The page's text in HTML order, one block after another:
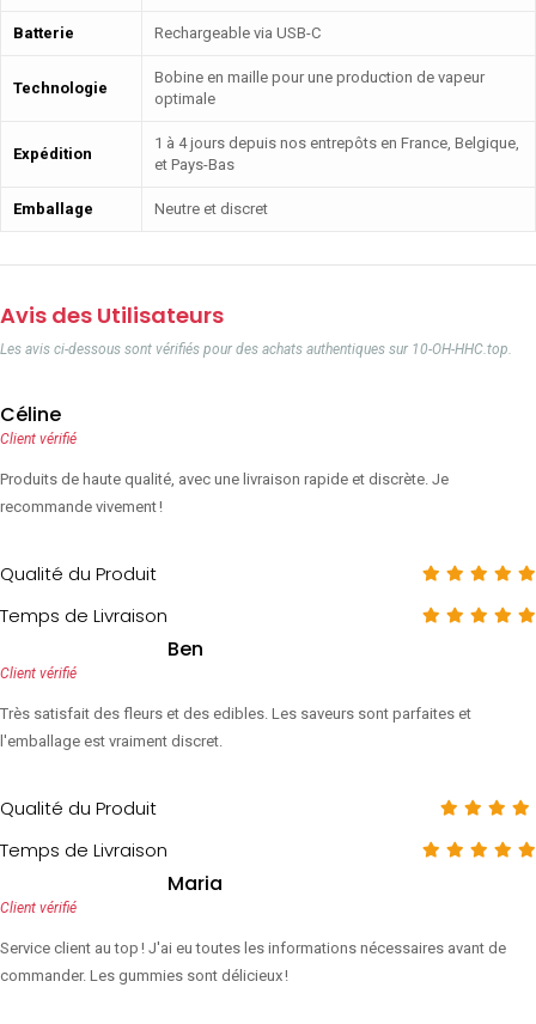
Batterie Rechargeable via USB-C
Technologie
Bobine en maille pour une production de vapeur
optimale
Expédition
1 à 4 jours depuis nos entrepôts en France, Belgique,
et Pays-Bas
Emballage Neutre et discret
Avis des Utilisateurs
Les avis ci-dessous sont vérifiés pour des achats authentiques sur 10-OH-HHC.top.
Céline
Client vérifié
Produits de haute qualité, avec une livraison rapide et discrète. Je
recommande vivement !
Qualité du Produit
Temps de Livraison
Ben
Client vérifié
Très satisfait des fleurs et des edibles. Les saveurs sont parfaites et
l'emballage est vraiment discret.
Qualité du Produit
Temps de Livraison
Maria
Client vérifié
Service client au top ! J'ai eu toutes les informations nécessaires avant de
commander. Les gummies sont délicieux !